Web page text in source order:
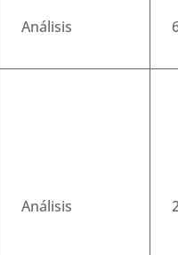
Análisis
Análisis